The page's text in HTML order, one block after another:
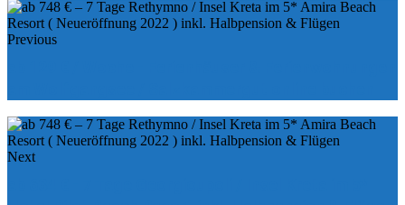
Previous
Next